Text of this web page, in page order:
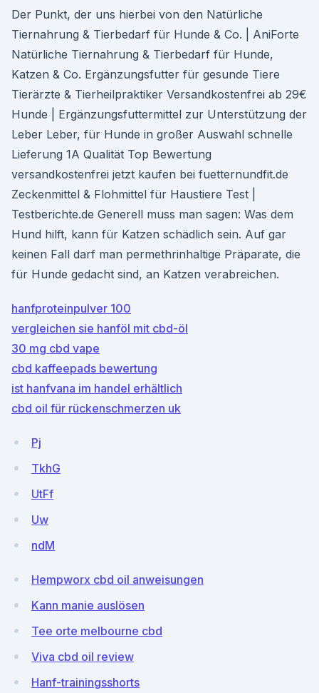
Der Punkt, der uns hierbei von den Natürliche
Tiernahrung & Tierbedarf für Hunde & Co. | AniForte
Natürliche Tiernahrung & Tierbedarf für Hunde,
Katzen & Co. Ergänzungsfutter für gesunde Tiere
Tierärzte & Tierheilpraktiker Versandkostenfrei ab 29€
Hunde | Ergänzungsfuttermittel zur Unterstützung der
Leber Leber, für Hunde in großer Auswahl schnelle
Lieferung 1A Qualität Top Bewertung
versandkostenfrei jetzt kaufen bei fuetternundfit.de
Zeckenmittel & Flohmittel für Haustiere Test |
Testberichte.de Generell muss man sagen: Was dem
Hund hilft, kann für Katzen schädlich sein. Auf gar
keinen Fall darf man permethrinhaltige Präparate, die
für Hunde gedacht sind, an Katzen verabreichen.
hanfproteinpulver 100
vergleichen sie hanföl mit cbd-öl
30 mg cbd vape
cbd kaffeepads bewertung
ist hanfvana im handel erhältlich
cbd oil für rückenschmerzen uk
Pj
TkhG
UtFf
Uw
ndM
Hempworx cbd oil anweisungen
Kann manie auslösen
Tee orte melbourne cbd
Viva cbd oil review
Hanf-trainingsshorts